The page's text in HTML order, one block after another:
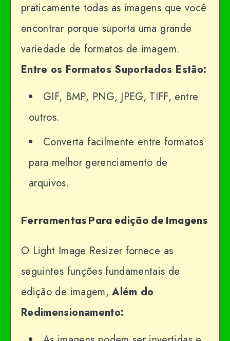
praticamente todas as imagens que você
encontrar porque suporta uma grande
variedade de formatos de imagem.
Entre os Formatos Suportados Estão:
GIF, BMP, PNG, JPEG, TIFF, entre
outros.
Converta facilmente entre formatos
para melhor gerenciamento de
arquivos.
Ferramentas Para edição de Imagens
O Light Image Resizer fornece as
seguintes funções fundamentais de
edição de imagem,Além do
Redimensionamento: